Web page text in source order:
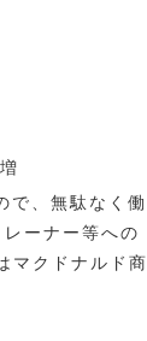
増
で、無駄なく働
ーナー等への
マクドナルド商